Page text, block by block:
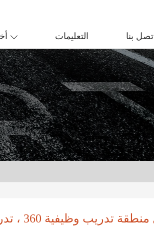
التعليمات اتصل بنا
أفضل